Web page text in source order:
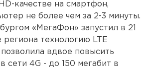
качестве на смартфон,
не более чем за 2-3 минуты.
«МегаФон» запустил в 21
региона технологию LTE
вдвое повысить
сети 4G - до 150 мегабит в